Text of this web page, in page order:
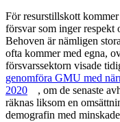
För resurstillskott
försvar som inger respekt
Behoven är nämligen
ofta kommer med egna,
försvarssektorn visade
genomföra GMU med
2020
, om de senaste
räknas liksom en
demografin med